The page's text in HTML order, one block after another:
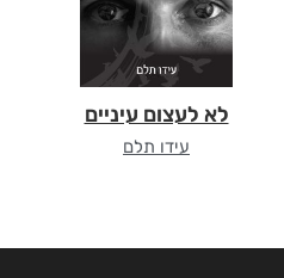
לא לעצום עיניים
עידו תלם